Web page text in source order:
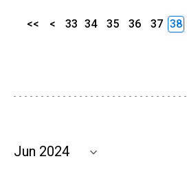
<< < 33 34 35 36 37 38